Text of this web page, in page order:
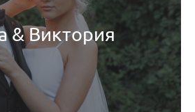
& Виктория